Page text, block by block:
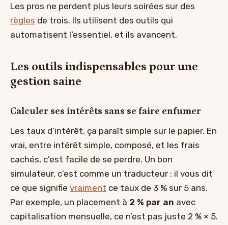
Les pros ne perdent plus leurs soirées sur des
règles de trois. Ils utilisent des outils qui
automatisent l’essentiel, et ils avancent.
Les outils indispensables pour une
gestion saine
Calculer ses intérêts sans se faire enfumer
Les taux d’intérêt, ça paraît simple sur le papier. En
vrai, entre intérêt simple, composé, et les frais
cachés, c’est facile de se perdre. Un bon
simulateur, c’est comme un traducteur : il vous dit
ce que signifie vraiment ce taux de 3 % sur 5 ans.
Par exemple, un placement à 2 % par an avec
capitalisation mensuelle, ce n’est pas juste 2 % × 5.